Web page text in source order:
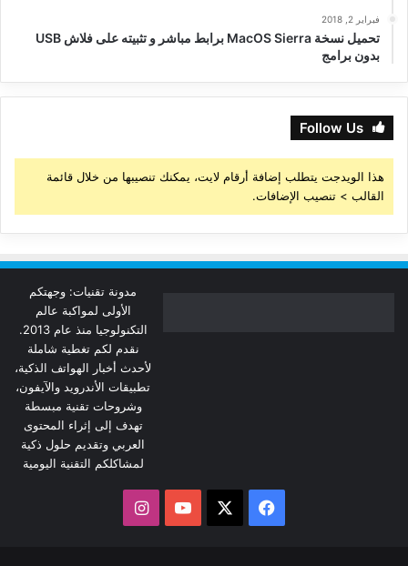
فبراير 2, 2018
تحميل نسخة MacOS Sierra برابط مباشر و تثبيته على فلاش USB
بدون برامج
Follow Us
هذا الويدجت يتطلب إضافة أرقام لايت، يمكنك تنصيبها من خلال قائمة
القالب > تنصيب الإضافات.
مدونة تقنيات: وجهتكم
الأولى لمواكبة عالم
التكنولوجيا منذ عام 2013.
نقدم لكم تغطية شاملة
لأحدث أخبار الهواتف الذكية،
تطبيقات الأندرويد والآيفون،
وشروحات تقنية مبسطة
تهدف إلى إثراء المحتوى
العربي وتقديم حلول ذكية
لمشاكلكم التقنية اليومية
فيسبوك ‫YouTubeانستقرام